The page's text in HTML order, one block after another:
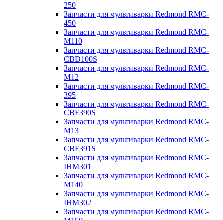
250
Запчасти для мультиварки Redmond RMC-
450
Запчасти для мультиварки Redmond RMC-
M110
Запчасти для мультиварки Redmond RMC-
CBD100S
Запчасти для мультиварки Redmond RMC-
M12
Запчасти для мультиварки Redmond RMC-
395
Запчасти для мультиварки Redmond RMC-
CBF390S
Запчасти для мультиварки Redmond RMC-
M13
Запчасти для мультиварки Redmond RMC-
CBF391S
Запчасти для мультиварки Redmond RMC-
IHM301
Запчасти для мультиварки Redmond RMC-
M140
Запчасти для мультиварки Redmond RMC-
IHM302
Запчасти для мультиварки Redmond RMC-